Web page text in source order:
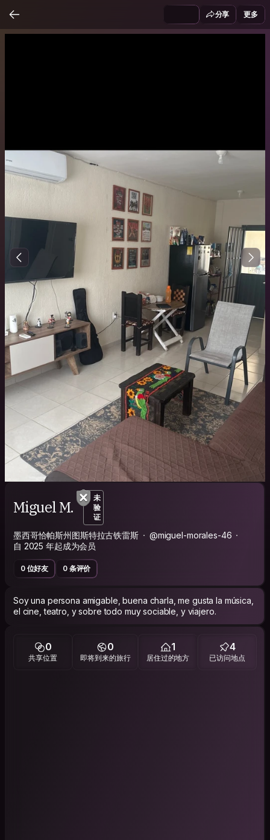
分享 更多
Miguel M.
未
验
证
墨西哥恰帕斯州图斯特拉古铁雷斯
@miguel-morales-46
自 2025 年起成为会员
0 位好友 0 条评价
Soy una persona amigable, buena charla, me gusta la música,
el cine, teatro, y sobre todo muy sociable, y viajero.
0
共享位置
0
即将到来的旅行
1
居住过的地方
4
已访问地点